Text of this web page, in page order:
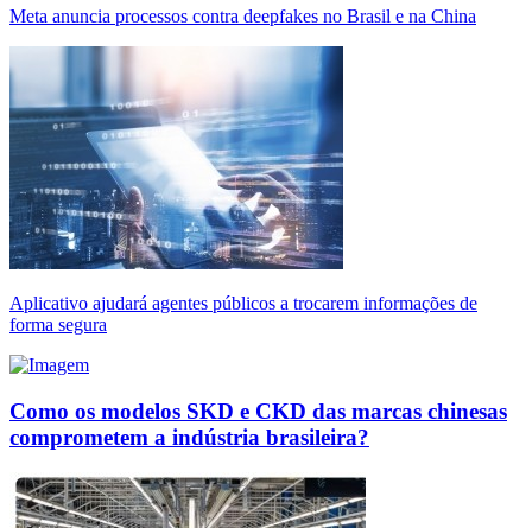
Meta anuncia processos contra deepfakes no Brasil e na China
Aplicativo ajudará agentes públicos a trocarem informações de
forma segura
Como os modelos SKD e CKD das marcas chinesas
comprometem a indústria brasileira?